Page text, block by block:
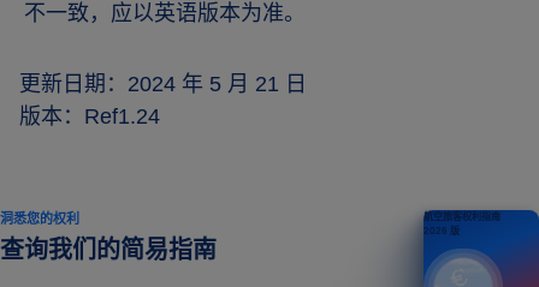
不一致，应以英语版本为准。
更新日期：2024 年 5 月 21 日
版本：Ref1.24
洞悉您的权利
查询我们的简易指南
航空旅客权利指南
2026 版